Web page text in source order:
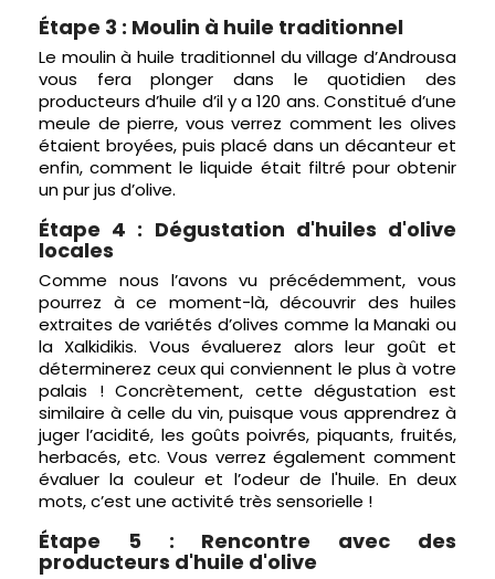
Étape 3 : Moulin à huile traditionnel
Le moulin à huile traditionnel du village d’Androusa
vous fera plonger dans le quotidien des
producteurs d’huile d’il y a 120 ans. Constitué d’une
meule de pierre, vous verrez comment les olives
étaient broyées, puis placé dans un décanteur et
enfin, comment le liquide était filtré pour obtenir
un pur jus d’olive.
Étape 4 : Dégustation d'huiles d'olive
locales
Comme nous l’avons vu précédemment, vous
pourrez à ce moment-là, découvrir des huiles
extraites de variétés d’olives comme la Manaki ou
la Xalkidikis. Vous évaluerez alors leur goût et
déterminerez ceux qui conviennent le plus à votre
palais ! Concrètement, cette dégustation est
similaire à celle du vin, puisque vous apprendrez à
juger l’acidité, les goûts poivrés, piquants, fruités,
herbacés, etc. Vous verrez également comment
évaluer la couleur et l’odeur de l'huile. En deux
mots, c’est une activité très sensorielle !
Étape 5 : Rencontre avec des
producteurs d'huile d'olive